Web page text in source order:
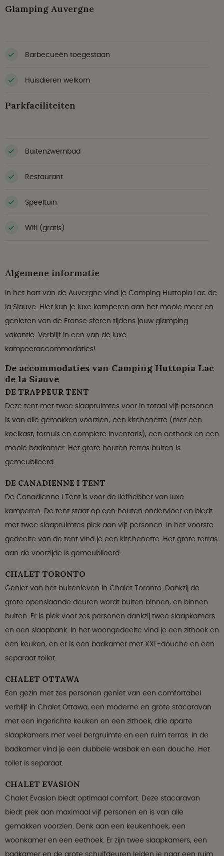
Glamping Auvergne
Barbecueën toegestaan
Huisdieren welkom
Parkfaciliteiten
Buitenzwembad
Restaurant
Speeltuin
Wifi (gratis)
Algemene informatie
In het hart van de Auvergne vind je Camping Huttopia Lac de
la Siauve. Hier kun je luxe kamperen aan het mooie meer en
genieten van de Franse sferen tijdens jouw glamping
vakantie. Verblijf in een van de luxe
kampeeraccommodaties!
De accommodaties van Camping Huttopia Lac
de la Siauve
DE TRAPPEUR TENT
Deze tent met twee slaapruimtes voor in totaal vijf personen
is van alle gemakken voorzien; een kitchenette (met een
koelkast, fornuis en complete inventaris), een eethoek en een
mooie badkamer. Het grote houten terras buiten is
gemeubileerd.
DE CANADIENNE I TENT
De Canadienne I Tent is voor de liefhebber van luxe
kamperen. De tent staat op een houten ondervloer en biedt
met twee slaapruimtes plek aan vijf personen. In het voorste
gedeelte van de tent vind je een kitchenette. Het grote terras
aan de voorzijde is gemeubileerd.
CHALET TORONTO
Geniet van het buitenleven in Chalet Toronto. Dankzij de
grote openslaande deuren wordt buiten binnen, en binnen
buiten. Er is plek voor zes personen dankzij twee slaapkamers
en een slaapbank. In het woongedeelte vind je een zithoek en
een keuken, en er is een badkamer met XXL-douche en een
separaat toilet.
CHALET OTTAWA
Een gezin met zes personen geniet van een comfortabel
verblijf in Chalet Ottawa, een moderne en grote stacaravan
met een ingerichte keuken en een zithoek, drie aparte
slaapkamers met veel bergruimte en een ruim terras. In de
badkamer vind je een dubbele wasbak en een douche. Het
toilet is separaat.
CHALET EVASION
Chalet Evasion biedt optimaal comfort. Deze stacaravan
biedt plek aan maximaal vijf personen en is van alle
gemakken voorzien. Denk aan een keukenhoek, een
woonkamer en een eethoek. Er zijn twee slaapkamers, een